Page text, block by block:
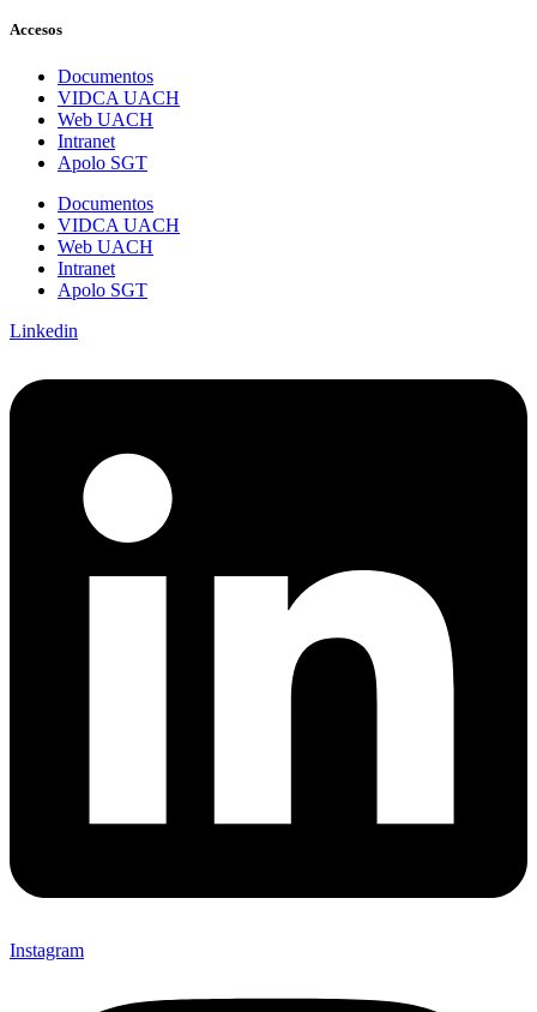
Accesos
Documentos
VIDCA UACH
Web UACH
Intranet
Apolo SGT
Documentos
VIDCA UACH
Web UACH
Intranet
Apolo SGT
Linkedin
Instagram